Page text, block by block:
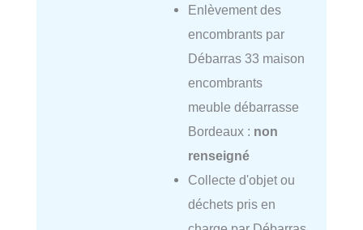
Enlèvement des
encombrants par
Débarras 33 maison
encombrants
meuble débarrasse
Bordeaux : non
renseigné
Collecte d'objet ou
déchets pris en